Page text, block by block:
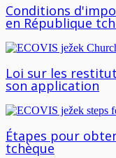
Conditions
en République
Loi sur les
son application
Étapes pour
tchèque